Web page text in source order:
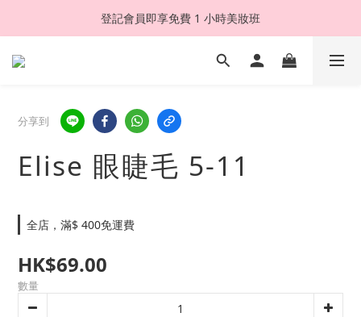
登記會員即享免費 1 小時美妝班
分享到
Elise 眼睫毛 5-11
全店，滿$ 400免運費
HK$69.00
數量